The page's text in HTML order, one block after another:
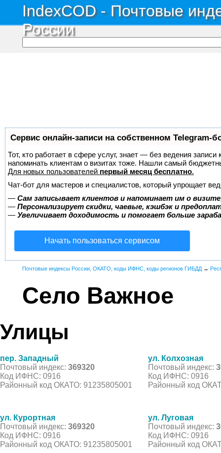
IndexCOD - Почтовые
России
Сервис онлайн-записи на собственном Telegram-
Тот, кто работает в сфере услуг, знает — без ведения
напоминать клиентам о визитах тоже. Нашли самый
Для новых пользователей первый месяц бесплатно.
Чат-бот для мастеров и специалистов, который упрощает
— Сам записывает клиентов и напоминает им о
— Персонализирует скидки, чаевые, кэшбэк и
— Увеличивает доходимость и помогает больше
Начать пользоваться сервисом
Почтовые индексы России, ОКАТО, коды ИФНС, коды регионов ГИБДД →
Село Важное
Улицы
пер. Западный
Почтовый индекс: 369320
Код ИФНС: 0916
Районный код ОКАТО: 91235805001
ул. Колхозная
Почтовый индекс:
Код ИФНС: 0916
Районный код
ул. Курортная
Почтовый индекс: 369320
Код ИФНС: 0916
Районный код ОКАТО: 91235805001
ул. Луговая
Почтовый индекс:
Код ИФНС: 0916
Районный код